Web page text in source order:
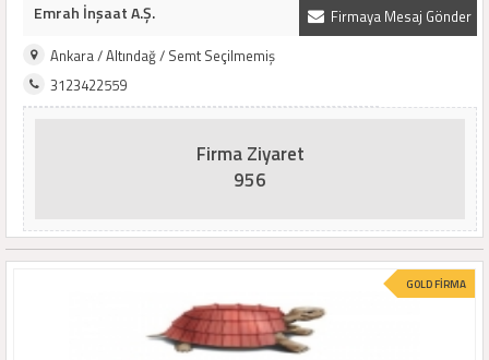
Firmaya Mesaj Gönder
Emrah İnşaat A.Ş.
Ankara / Altındağ / Semt Seçilmemiş
3123422559
Firma Ziyaret
956
GOLD FİRMA